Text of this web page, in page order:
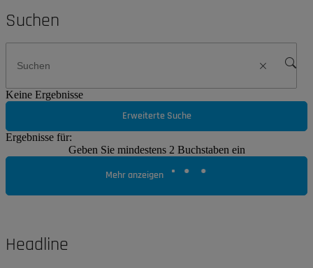
Suchen
Keine Ergebnisse
Erweiterte Suche
Ergebnisse für:
Geben Sie mindestens 2 Buchstaben ein
Mehr anzeigen
Headline